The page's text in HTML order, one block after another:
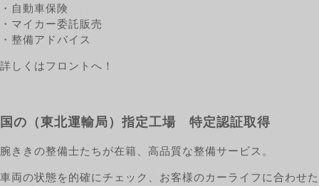
・自動車保険
・マイカー委託販売
・整備アドバイス
詳しくはフロントへ！
国の（東北運輸局）指定工場 特定認証取得
腕ききの整備士たちが在籍、高品質な整備サービス。
車両の状態を的確にチェック、お客様のカーライフに合わせ